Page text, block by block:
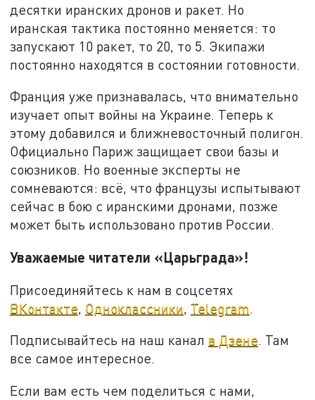
десятки иранских дронов и ракет. Но
иранская тактика постоянно меняется: то
запускают 10 ракет, то 20, то 5. Экипажи
постоянно находятся в состоянии готовности.
Франция уже признавалась, что внимательно
изучает опыт войны на Украине. Теперь к
этому добавился и ближневосточный полигон.
Официально Париж защищает свои базы и
союзников. Но военные эксперты не
сомневаются: всё, что французы испытывают
сейчас в бою с иранскими дронами, позже
может быть использовано против России.
Уважаемые читатели «Царьграда»!
Присоединяйтесь к нам в соцсетях
ВКонтакте, Одноклассники, Telegram.
Подписывайтесь на наш канал в Дзене. Там
все самое интересное.
Если вам есть чем поделиться с нами,